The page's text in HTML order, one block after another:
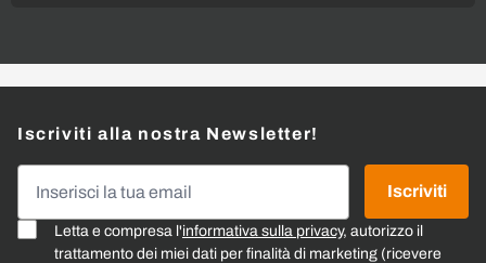
Iscriviti alla nostra Newsletter!
Letta e compresa l'informativa sulla privacy, autorizzo il
trattamento dei miei dati per finalità di marketing (ricevere
Iscriviti